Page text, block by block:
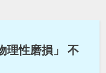
理性磨損」 不